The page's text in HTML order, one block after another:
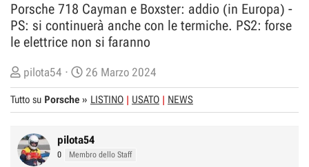
Porsche 718 Cayman e Boxster: addio (in Europa) -
PS: si continuerà anche con le termiche. PS2: forse
le elettrice non si faranno
C
r
e
t
o
pilota54
D
a
t
d
i
26 Marzo 2024
Tutto su Porsche » LISTINO USATO NEWS
pilota54
0 Membro dello Staff